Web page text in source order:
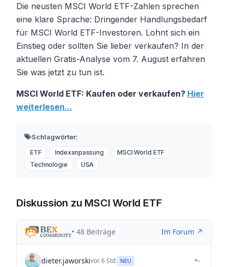
Die neusten MSCI World ETF-Zahlen sprechen
eine klare Sprache: Dringender Handlungsbedarf
für MSCI World ETF-Investoren. Lohnt sich ein
Einstieg oder sollten Sie lieber verkaufen? In der
aktuellen Gratis-Analyse vom 7. August erfahren
Sie was jetzt zu tun ist.
MSCI World ETF: Kaufen oder verkaufen? Hier
weiterlesen...
Schlagwörter:
ETF Indexanpassung
MSCI World ETF
Technologie
USA
Diskussion zu MSCI World ETF